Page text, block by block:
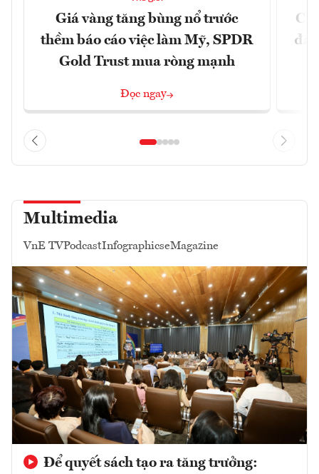
Giá vàng tăng bùng nổ trước
thềm báo cáo việc làm Mỹ, SPDR
Gold Trust mua ròng mạnh
Đọc ngay
đã
Multimedia
VnE TVPodcastInfographicseMagazine
Để quyết sách tạo ra tăng trưởng: